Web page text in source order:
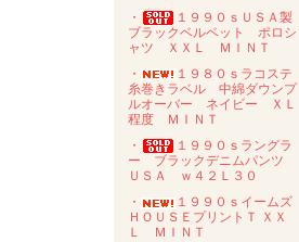
・
１９９０ｓＵＳＡ製
ブラックベルベット ポロシ
ャツ ＸＸＬ ＭＩＮＴ
・
１９８０ｓラコステ
糸巻きラベル 中綿ダウンプ
ルオーバー ネイビー ＸＬ
程度 ＭＩＮＴ
・
１９９０ｓラングラ
ー ブラックデニムパンツ
ＵＳＡ ｗ４２Ｌ３０
・
１９９０ｓイームズ
ＨＯＵＳＥプリントＴ ＸＸ
Ｌ ＭＩＮＴ